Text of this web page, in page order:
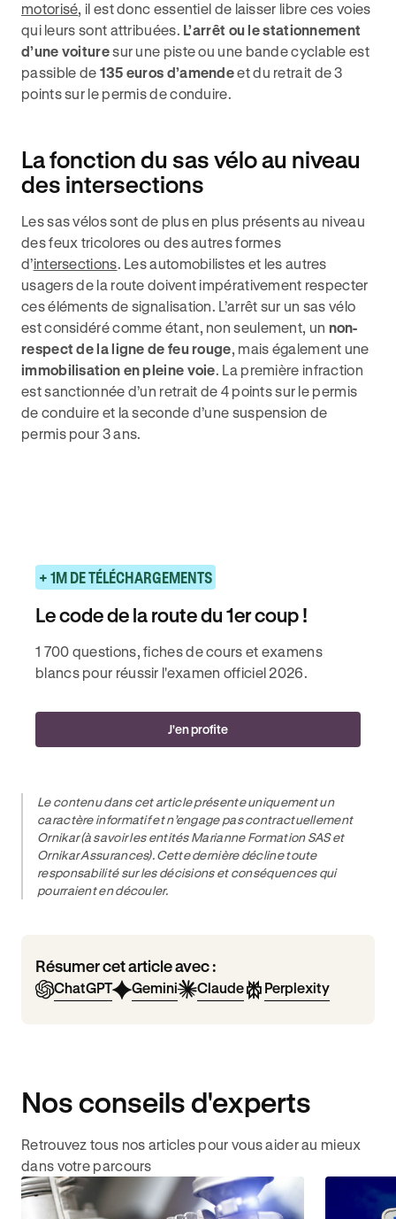
motorisé, il est donc essentiel de laisser libre ces voies
qui leurs sont attribuées. L’arrêt ou le stationnement
d’une voituresur une piste ou une bande cyclable est
passible de 135 euros d’amendeet du retrait de 3
points sur le permis de conduire.
La fonction du sas vélo au niveau
des intersections
Les sas vélos sont de plus en plus présents au niveau
des feux tricolores ou des autres formes
d’intersections. Les automobilistes et les autres
usagers de la route doivent impérativement respecter
ces éléments de signalisation. L’arrêt sur un sas vélo
est considéré comme étant, non seulement, un non-
respect de la ligne de feu rouge, mais également une
immobilisation en pleine voie. La première infraction
est sanctionnée d’un retrait de 4 points sur le permis
de conduire et la seconde d’une suspension de
permis pour 3 ans.
+ 1M DE TÉLÉCHARGEMENTS
Le code de la route du 1er coup !
1 700 questions, fiches de cours et examens
blancs pour réussir l'examen officiel 2026.
J'en profite
Le contenu dans cet article présente uniquement un
caractère informatif et n’engage pas contractuellement
Ornikar (à savoir les entités Marianne Formation SAS et
Ornikar Assurances). Cette dernière décline toute
responsabilité sur les décisions et conséquences qui
pourraient en découler.
Résumer cet article avec :
ChatGPT Gemini Claude Perplexity
Nos conseils d'experts
Retrouvez tous nos articles pour vous aider au mieux
dans votre parcours